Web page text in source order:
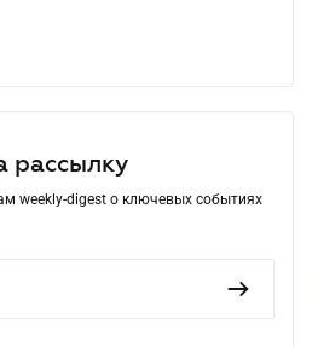
рассылку
weekly-digest о ключевых событиях